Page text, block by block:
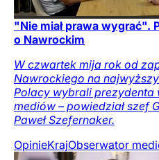
"Nie miał prawa wygrać".
o Nawrockim
W czwartek mija rok od
Nawrockiego na
Polacy wybrali prezydenta
mediów – powiedział szef
Paweł Szefernaker.
OpinieKrajObserwator